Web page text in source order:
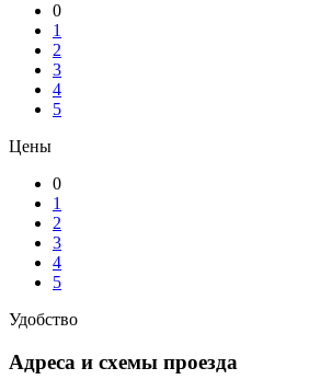
0
1
2
3
4
5
Цены
0
1
2
3
4
5
Удобство
Адреса и схемы проезда